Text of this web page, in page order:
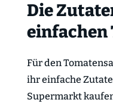
Die
einfachen
Für den
ihr einfache
Supermarkt